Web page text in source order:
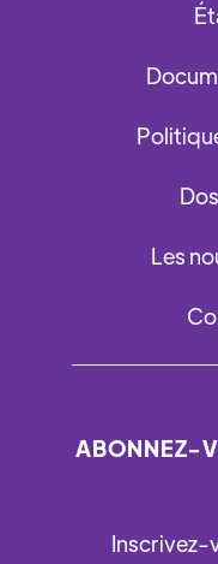
Les
ABONNEZ-
Inscrivez-